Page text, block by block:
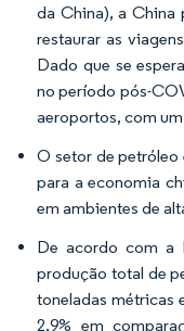
da China), a China
restaurar as
Dado que se
no período pós-
aeroportos, com
O setor de
para a economia
em ambientes de
De acordo com a
produção total de
toneladas métricas
2,9% em